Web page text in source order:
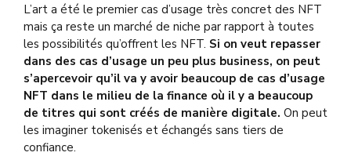
L’art a été le premier cas d’usage très concret des NFT
mais ça reste un marché de niche par rapport à toutes
les possibilités qu’offrent les NFT. Si on veut repasser
dans des cas d’usage un peu plus business, on peut
s’apercevoir qu’il va y avoir beaucoup de cas d’usage
NFT dans le milieu de la finance où il y a beaucoup
de titres qui sont créés de manière digitale. On peut
les imaginer tokenisés et échangés sans tiers de
confiance.